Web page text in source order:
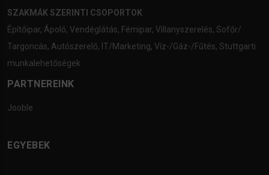
SZAKMÁK SZERINTI CSOPORTOK
Építőipar, Ápoló, Vendéglátás, Fémipar, Villanyszerelés, Sofőr/
Targoncás, Autószerelő, IT/Marketing, Víz-/Gáz-/Fűtés, Stuttgarti
munkalehetőségek
PARTNEREINK
Jooble
EGYEBEK